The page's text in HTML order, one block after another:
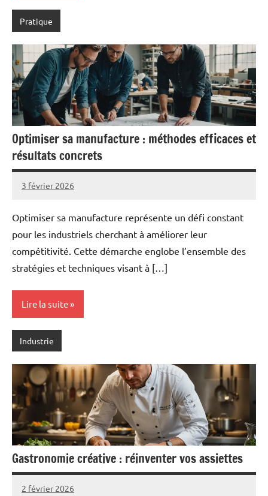
Pratique
Optimiser sa manufacture : méthodes efficaces et
résultats concrets
3 février 2026
Pascal
Aucun
Optimiser sa manufacture représente un défi constant
pour les industriels cherchant à améliorer leur
compétitivité. Cette démarche englobe l’ensemble des
stratégies et techniques visant à […]
Lire la suite
Industrie
Gastronomie créative : réinventer vos assiettes
2 février 2026